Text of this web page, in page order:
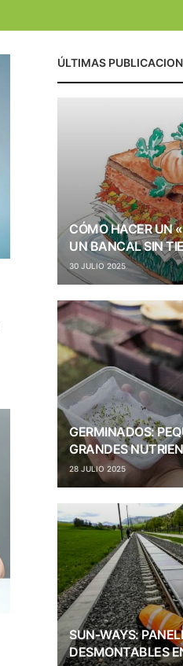
ÚLTIMAS
CÓMO HACER UN
UN BANCAL SIN
30 JULIO 2025
GERMINADOS:
GRANDES
28 JULIO 2025
SUN-WAYS:
DESMONTABLES